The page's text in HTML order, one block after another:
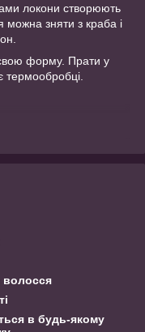
локони створюють
зняти з краба і
форму. Прати у
термообробці.
волосся
в будь-якому